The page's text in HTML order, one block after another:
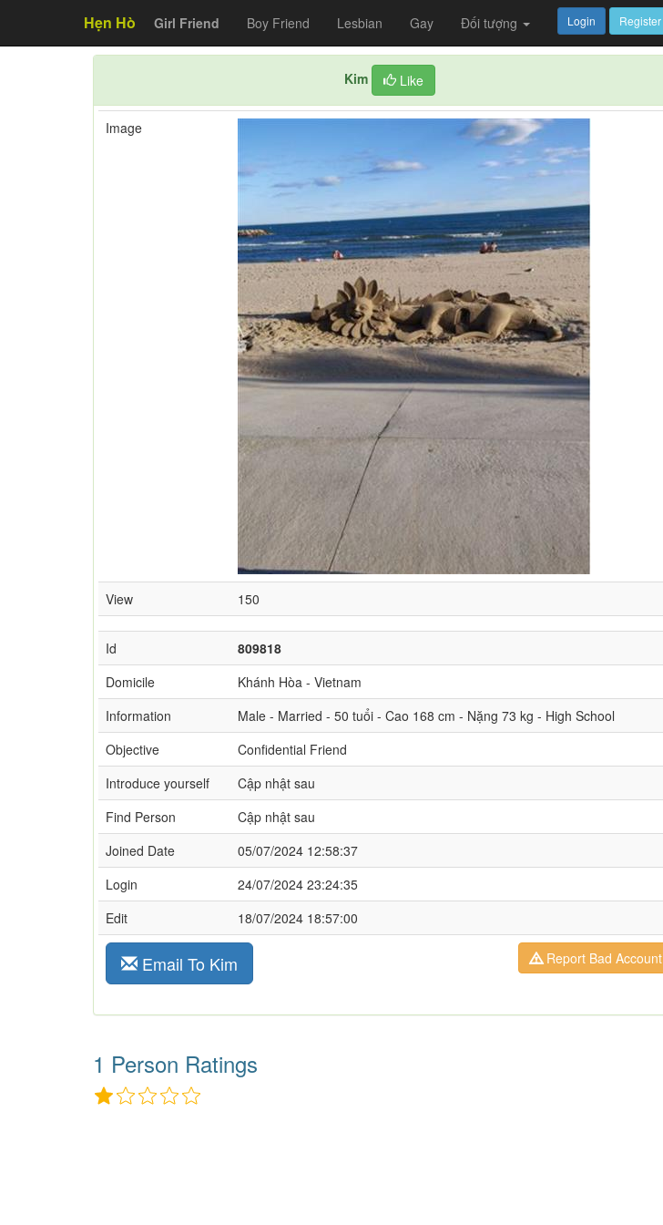
Hẹn Hò Girl Friend Boy Friend Lesbian Gay Đối tượng Login Register
Kim Like
Image
View 150
Id
809818
Domicile
Khánh Hòa - Vietnam
Information
Male - Married - 50 tuổi - Cao 168 cm - Nặng 73 kg - High School
Objective
Confidential Friend
Introduce yourself
Cập nhật sau
Find Person
Cập nhật sau
Joined Date
05/07/2024 12:58:37
Login
24/07/2024 23:24:35
Edit
18/07/2024 18:57:00
Email To Kim Report Bad Account
1 Person Ratings